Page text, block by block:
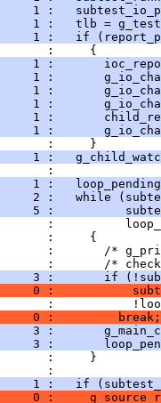
1 :
1 :   tlb =
1 :   if
:     {
1 :
1 :
1 :
1 :
1 :
1 :
:     }
1 :
:
1 :
2 :   while
5 :
:
:     {
:       /*
:       /*
3 :       if
0 :
:
0 :         break;
3 :
3 :
:     }
:
1 :   if
0 :